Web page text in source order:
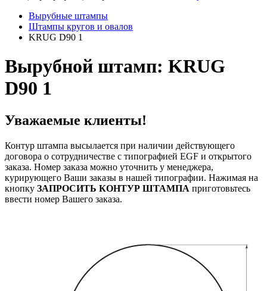
Вырубные штампы
Штампы кругов и овалов
KRUG D90 1
Вырубной штамп: KRUG
D90 1
Уважаемые клиенты!
Контур штампа высылается при наличии действующего
договора о сотрудничестве с типографией EGF и открытого
заказа. Номер заказа можно уточнить у менеджера,
курирующего Ваши заказы в нашей типографии. Нажимая на
кнопку ЗАПРОСИТЬ КОНТУР ШТАМПА приготовьтесь
ввести номер Вашего заказа.